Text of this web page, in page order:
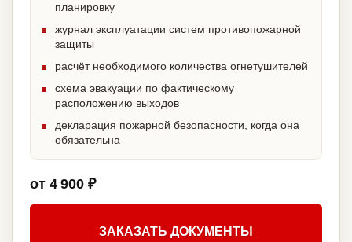
планировку
журнал эксплуатации систем противопожарной
защиты
расчёт необходимого количества огнетушителей
схема эвакуации по фактическому
расположению выходов
декларация пожарной безопасности, когда она
обязательна
от 4 900 ₽
ЗАКАЗАТЬ ДОКУМЕНТЫ